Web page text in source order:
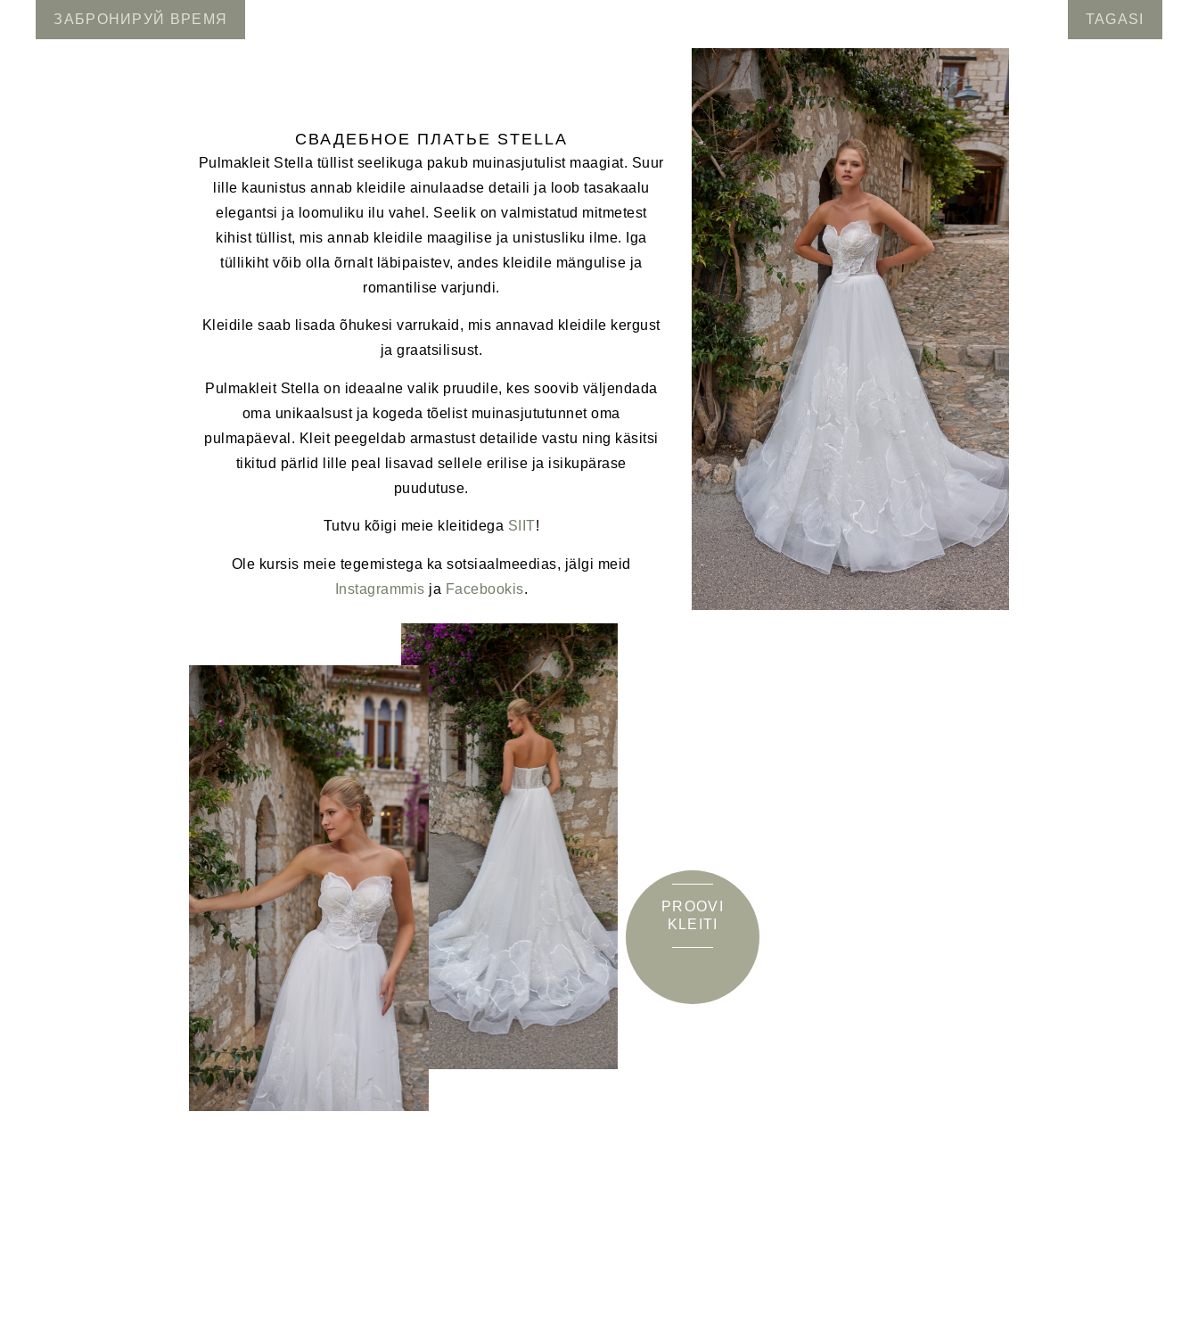
ЗАБРОНИРУЙ ВРЕМЯ TAGASI
CВАДЕБНОЕ ПЛАТЬЕ STELLA
Pulmakleit Stella tüllist seelikuga pakub muinasjutulist maagiat. Suur
lille kaunistus annab kleidile ainulaadse detaili ja loob tasakaalu
elegantsi ja loomuliku ilu vahel. Seelik on valmistatud mitmetest
kihist tüllist, mis annab kleidile maagilise ja unistusliku ilme. Iga
tüllikiht võib olla õrnalt läbipaistev, andes kleidile mängulise ja
romantilise varjundi.
Kleidile saab lisada õhukesi varrukaid, mis annavad kleidile kergust
ja graatsilisust.
Pulmakleit Stella on ideaalne valik pruudile, kes soovib väljendada
oma unikaalsust ja kogeda tõelist muinasjututunnet oma
pulmapäeval. Kleit peegeldab armastust detailide vastu ning käsitsi
tikitud pärlid lille peal lisavad sellele erilise ja isikupärase
puudutuse.
Tutvu kõigi meie kleitidega SIIT!
Ole kursis meie tegemistega ka sotsiaalmeedias, jälgi meid
Instagrammis ja Facebookis.
PROOVI
KLEITI